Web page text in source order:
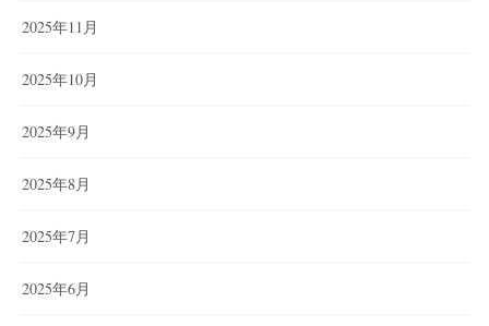
2025年11月
2025年10月
2025年9月
2025年8月
2025年7月
2025年6月